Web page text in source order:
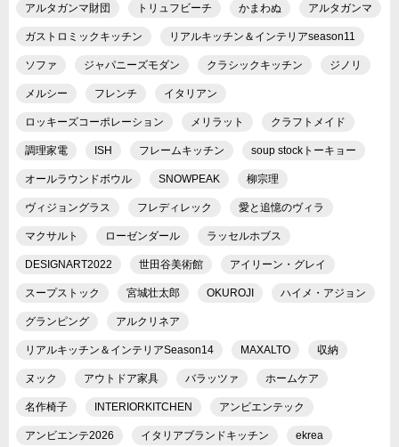
アルタガンマ財団 トリュフビーチ かまわぬ アルタガンマ
ガストロミックキッチン リアルキッチン＆インテリアseason11
ソファ ジャパニーズモダン クラシックキッチン ジノリ
メルシー フレンチ イタリアン
ロッキーズコーポレーション メリラット クラフトメイド
調理家電 ISH フレームキッチン soup stockトーキョー
オールラウンドボウル SNOWPEAK 柳宗理
ヴィジョングラス フレディレック 愛と追憶のヴィラ
マクサルト ローゼンダール ラッセルホブス
DESIGNART2022 世田谷美術館 アイリーン・グレイ
スープストック 宮城壮太郎 OKUROJI ハイメ・アジョン
グランピング アルクリネア
リアルキッチン＆インテリアSeason14 MAXALTO 収納
ヌック アウトドア家具 バラッツァ ホームケア
名作椅子 INTERIORKITCHEN アンビエンテック
アンビエンテ2026 イタリアブランドキッチン ekrea